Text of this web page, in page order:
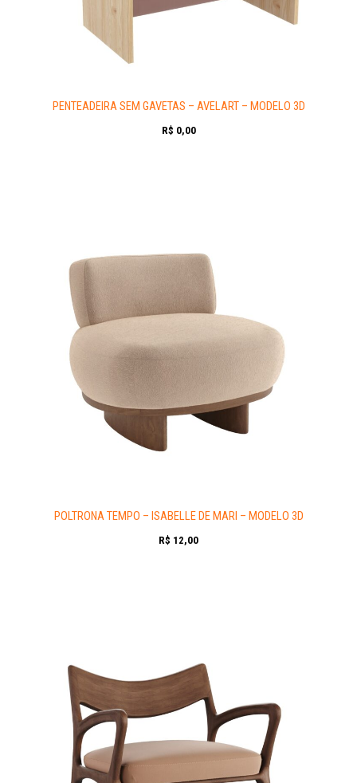
PENTEADEIRA SEM GAVETAS – AVELART – MODELO 3D
R$ 0,00
POLTRONA TEMPO – ISABELLE DE MARI – MODELO 3D
R$ 12,00